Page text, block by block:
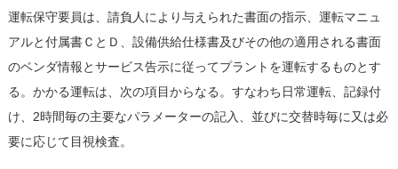
運転保守要員は、請負人により与えられた書面の指示、運転マニュ
アルと付属書ＣとＤ、設備供給仕様書及びその他の適用される書面
のベンダ情報とサービス告示に従ってプラントを運転するものとす
る。かかる運転は、次の項目からなる。すなわち日常運転、記録付
け、2時間毎の主要なパラメーターの記入、並びに交替時毎に又は必
要に応じて目視検査。